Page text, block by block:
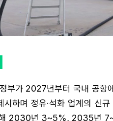
부가 2027년부터 국내 공항
시하며 정유·석화 업계의 신
2030년 3~5%, 2035년